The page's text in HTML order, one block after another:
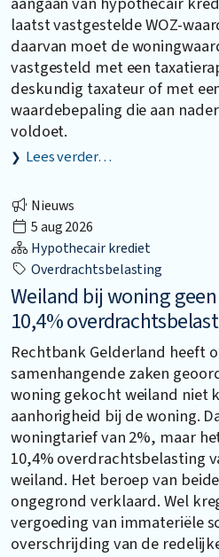
laatst vastgestelde WOZ-
daarvan moet de
vastgesteld met een
deskundig taxateur of met
waardebepaling die aan
voldoet.
Lees verder…
Nieuws
5 aug 2026
Hypothecair krediet
Overdrachtsbelasting
Weiland bij woning
10,4%
Rechtbank Gelderland heeft
samenhangende zaken
woning gekocht weiland niet
aanhorigheid bij de woning.
woningtarief van 2%, maar
10,4% overdrachtsbelasting
weiland. Het beroep van
ongegrond verklaard. Wel
vergoeding van immateriële
overschrijding van de